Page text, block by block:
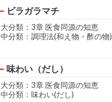
ビラガラマチ
大分類：3章 医食同源の知恵
中分類：調理法(和え物・酢の物)
味わい（だし）
大分類：3章 医食同源の知恵
中分類：味わい(だし)